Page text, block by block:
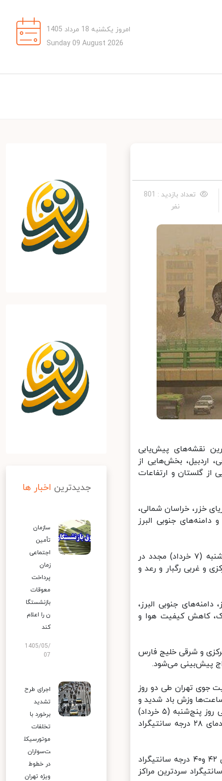
امروز یکشنبه 18 مرداد 1405
Sunday 09 August 2026
تعداد بازدید : 801
نفر
نقشه‌های پیش‌یابی
اردبیل، بخش‌هایی از
از گلستان و ارتفاعات
دریای خزر، خراسان شمالی،
و دامنه‌های جنوبی البرز
به گفته رئیس مرکز ملی پیش‌بینی و مدیریت بحران مخاطرات وضع هوا شنبه (۷ خرداد) مجدد در
و غربی رگبار و رعد و
جنوبی البرز،
کاهش کیفیت هوا و
و شرقی خلیج فارس
پیش‌بینی می‌شود.
تهران طی دو روز
و در بعضی ساعت‌ها وزش باد شدید و
گاهی گرد و خاک با حداقل دمای ۱۹ و حداکثر دمای ۲۹ درجه سانتیگراد و طی ‌روز پنج‌شنبه (۵ خرداد)
صاف تا کمی ابری و در بعد از ظهر وزش باد با حداقل دمای ۱۸ و حداکثر دمای ۲۸ درجه سانتیگراد
ضیاییان در پایان گفت: طی امروز و فردا ( ۳ و ۴ خرداد) بندرعباس با دمای ۴۲ و۴۰ درجه سانتیگراد
سانتیگراد و سنندج با دمای ۷ و۹ درجه سانتیگراد سردترین مراکز
جدیدترین اخبار ها
سازمان
تأمین
اجتماعی
زمان
پرداخت
معوقات
بازنشستگا
ن را اعلام
کند
1405/05/
07
اجرای طرح
تشدید
برخورد با
تخلفات
موتورسیکل
ت‌سواران
در خطوط
ویژه تهران